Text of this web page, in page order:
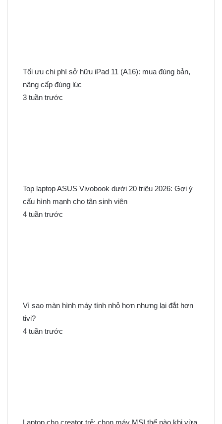
Tối ưu chi phí sở hữu iPad 11 (A16): mua đúng bản,
nâng cấp đúng lúc
3 tuần trước
Top laptop ASUS Vivobook dưới 20 triệu 2026: Gợi ý
cấu hình mạnh cho tân sinh viên
4 tuần trước
Vì sao màn hình máy tính nhỏ hơn nhưng lại đắt hơn
tivi?
4 tuần trước
Laptop cho creator trẻ: chọn máy MSI thế nào khi vừa